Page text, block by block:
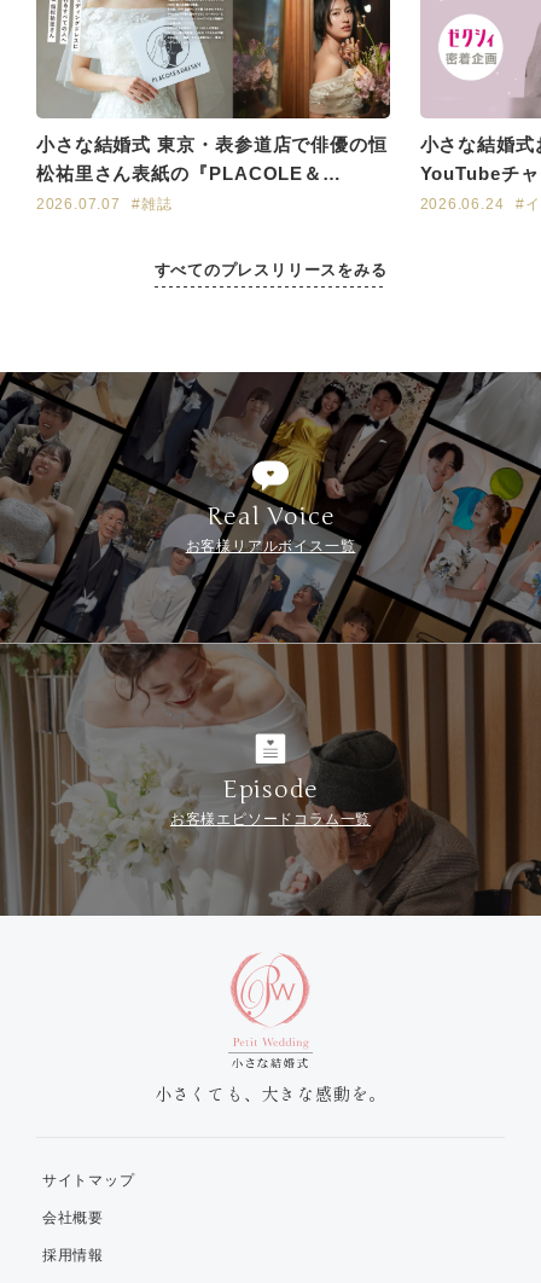
すべてのプレスリリースをみる
​小さな結婚式 東京・表参道店で俳優の恒
松祐里さん表紙の『PLACOLE＆
DRESSY』2026年7月号が撮影されまし
2026.07.07 #雑誌
小さな結婚
YouTubeチ
撮影ロケ地
2026.06.24 #
Real Voice
お客様リアルボイス一覧
Episode
お客様エピソードコラム一覧
小さくても、大きな感動を。
サイトマップ
会社概要
採用情報